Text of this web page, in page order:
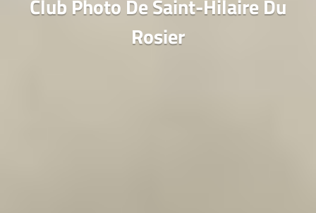
Club Photo De Saint-Hilaire Du
Rosier